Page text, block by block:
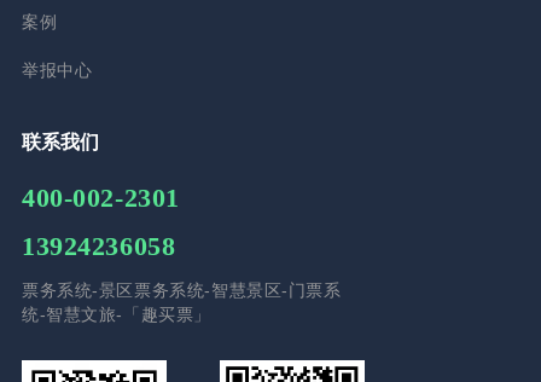
案例
举报中心
联系我们
400-002-2301
13924236058
票务系统-景区票务系统-智慧景区-门票系
统-智慧文旅-「趣买票」